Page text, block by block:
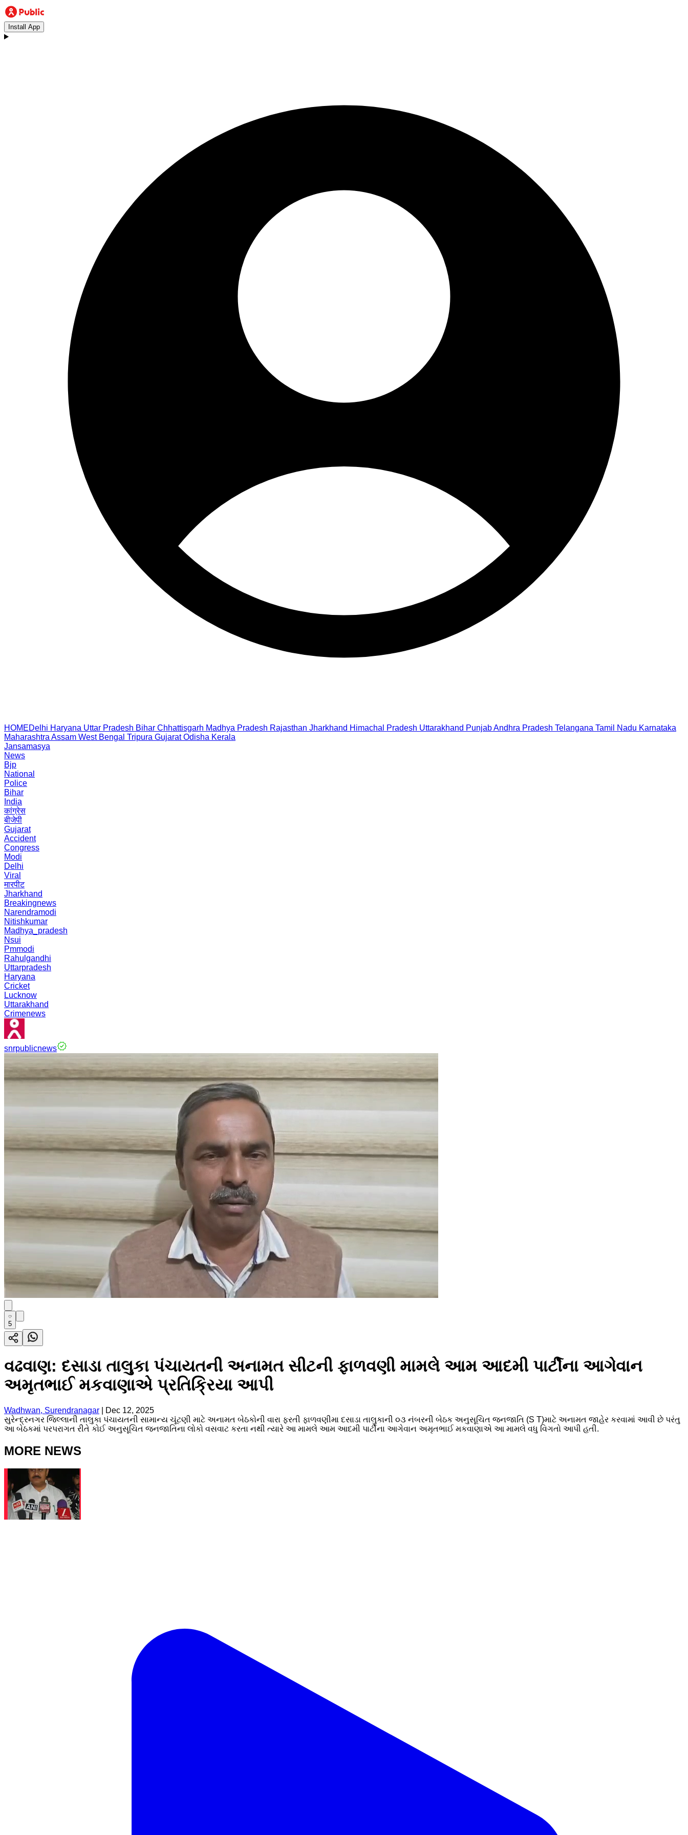
Install App
HOMEDelhi Haryana Uttar Pradesh Bihar Chhattisgarh Madhya Pradesh Rajasthan Jharkhand Himachal Pradesh Uttarakhand PunjabAndhra Pradesh Telangana Tamil Nadu Karnataka
Maharashtra Assam West Bengal Tripura Gujarat Odisha Kerala
Jansamasya
News
Bjp
National
Police
Bihar
India
कांग्रेस
बीजेपी
Gujarat
Accident
Congress
Modi
Delhi
Viral
मारपीट
Jharkhand
Breakingnews
Narendramodi
Nitishkumar
Madhya_pradesh
Nsui
Pmmodi
Rahulgandhi
Uttarpradesh
Haryana
Cricket
Lucknow
Uttarakhand
Crimenews
snrpublicnews
5
વઢવાણ: દસાડા તાલુકા પંચાયતની અનામત સીટની ફાળવણી મામલે આમ આદમી પાર્ટીના આગેવાન
અમૃતભાઈ મકવાણાએ પ્રતિક્રિયા આપી
Wadhwan, Surendranagar
Dec 12, 2025
સુરેન્દ્રનગર જિલ્લાની તાલુકા પંચાયતની સામાન્ય ચૂંટણી માટે અનામત બેઠકોની વારા ફરતી ફાળવણીમા દસાડા તાલુકાની ૦૩ નંબરની બેઠક અનુસૂચિત જનજાતિ (S T)માટે અનામત જાહેર કરવામાં આવી છે પરંતુ
આ બેઠકમાં પરપરાગત રીતે કોઈ અનુસૂચિત જનજાતિના લોકો વસવાટ કરતા નથી ત્યારે આ મામલે આમ આદમી પાર્ટીના આગેવાન અમૃતભાઈ મકવાણાએ આ મામલે વધુ વિગતો આપી હતી.
MORE NEWS